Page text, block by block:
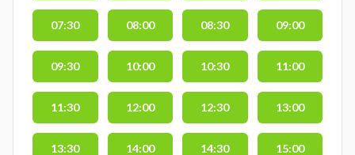
07:30 08:00 08:30 09:00
09:30 10:00 10:30 11:00
11:30 12:00 12:30 13:00
13:30 14:00 14:30 15:00